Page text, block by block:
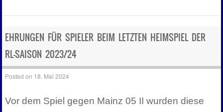
EHRUNGEN FÜR SPIELER BEIM LETZTEN HEIMSPIEL DER
RL-SAISON 2023/24
Posted on 18. Mai 2024
Vor dem Spiel gegen Mainz 05 II wurden diese